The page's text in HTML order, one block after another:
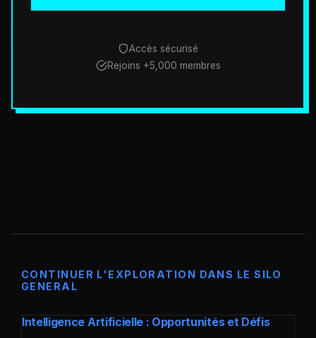
Accès sécurisé
Rejoins +5,000 membres
CONTINUER L'EXPLORATION DANS LE SILO
GENERAL
Intelligence Artificielle : Opportunités et Défis